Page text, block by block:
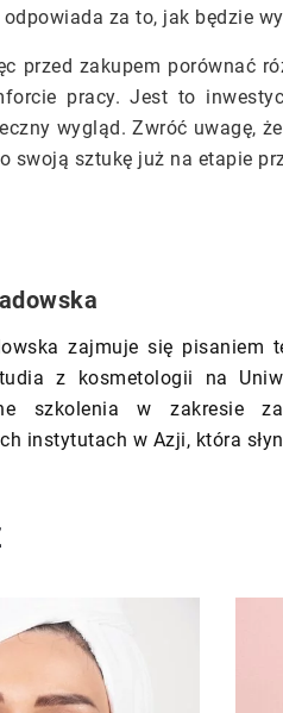
za to, jak będzie
przed zakupem porównać
pracy. Jest to
wygląd. Zwróć uwagę, że
swoją sztukę już na etapie
zajmuje się pisaniem
z kosmetologii na
szkolenia w zakresie
instytutach w Azji, która